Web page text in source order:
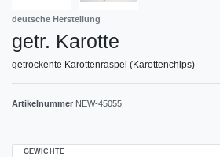
deutsche Herstellung
getr. Karotte
getrockente Karottenraspel (Karottenchips)
Artikelnummer NEW-45055
GEWICHTE